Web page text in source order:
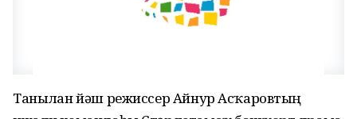
Танылған йәш режиссер Айнур Асҡаровтың